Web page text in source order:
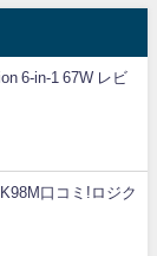
6-in-1 67W レビ
口コミ!ロジク